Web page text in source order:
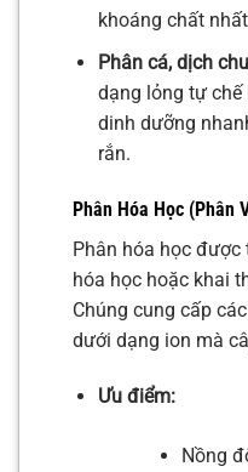
khoáng chất
Phân cá, dịch
dạng lỏng tự chế
dinh dưỡng
rắn.
Phân Hóa Học (Phân
Phân hóa học
hóa học hoặc khai
Chúng cung cấp
dưới dạng ion mà
Ưu điểm:
Nồng